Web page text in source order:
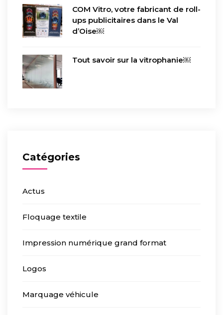
COM Vitro, votre fabricant de roll-
ups publicitaires dans le Val
d’Oise￼
Tout savoir sur la vitrophanie￼
Catégories
Actus
Floquage textile
Impression numérique grand format
Logos
Marquage véhicule